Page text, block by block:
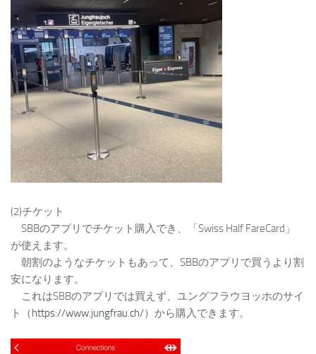
(2)チケット
SBBのアプリでチケット購入でき、「Swiss Half FareCard」
が使えます。
朝割のようなチケットもあって、SBBのアプリで買うより割
安になります。
これはSBBのアプリでは買えず、ユングフラウヨッホのサイ
ト（https://www.jungfrau.ch/）から購入できます。